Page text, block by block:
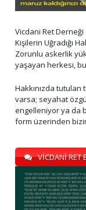
Vicdani Ret Derneği
Kişilerin Uğradığı
Zorunlu askerlik
yaşayan herkesi,
Hakkınızda tutulan
varsa; seyahat
engelleniyor ya da
form üzerinden
VİCDANİ RET